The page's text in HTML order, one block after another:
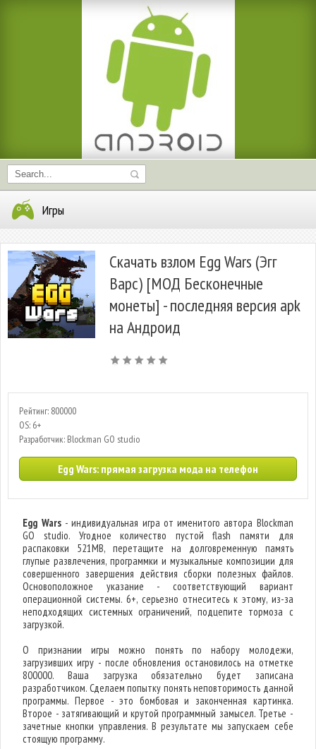
Игры
Скачать взлом Egg Wars (Эгг
Варс) [МОД Бесконечные
монеты] - последняя версия apk
на Андроид
Рейтинг: 800000
OS: 6+
Разработчик: Blockman GO studio
Egg Wars: прямая загрузка мода на телефон
Egg Wars- индивидуальная игра от именитого автора Blockman
GO studio. Угодное количество пустой flash памяти для
распаковки 521MB, перетащите на долговременную память
глупые развлечения, программки и музыкальные композиции для
совершенного завершения действия сборки полезных файлов.
Основоположное указание - соответствующий вариант
операционной системы. 6+, серьезно отнеситесь к этому, из-за
неподходящих системных ограничений, подцепите тормоза с
загрузкой.
О признании игры можно понять по набору молодежи,
загрузивших игру - после обновления остановилось на отметке
800000. Ваша загрузка обязательно будет записана
разработчиком. Сделаем попытку понять неповторимость данной
программы. Первое - это бомбовая и законченная картинка.
Второе - затягивающий и крутой программный замысел. Третье -
зачетные кнопки управления. В результате мы запускаем себе
стоящую программу.